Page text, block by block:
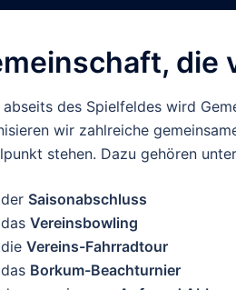
die
abseits des Spielfeldes wird
wir zahlreiche
stehen. Dazu gehören
der Saisonabschluss
das Vereinsbowling
die Vereins-Fahrradtour
das Borkum-Beachturnier